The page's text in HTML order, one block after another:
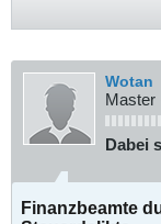
Wotan
Master
Dabei
Finanzbeamte